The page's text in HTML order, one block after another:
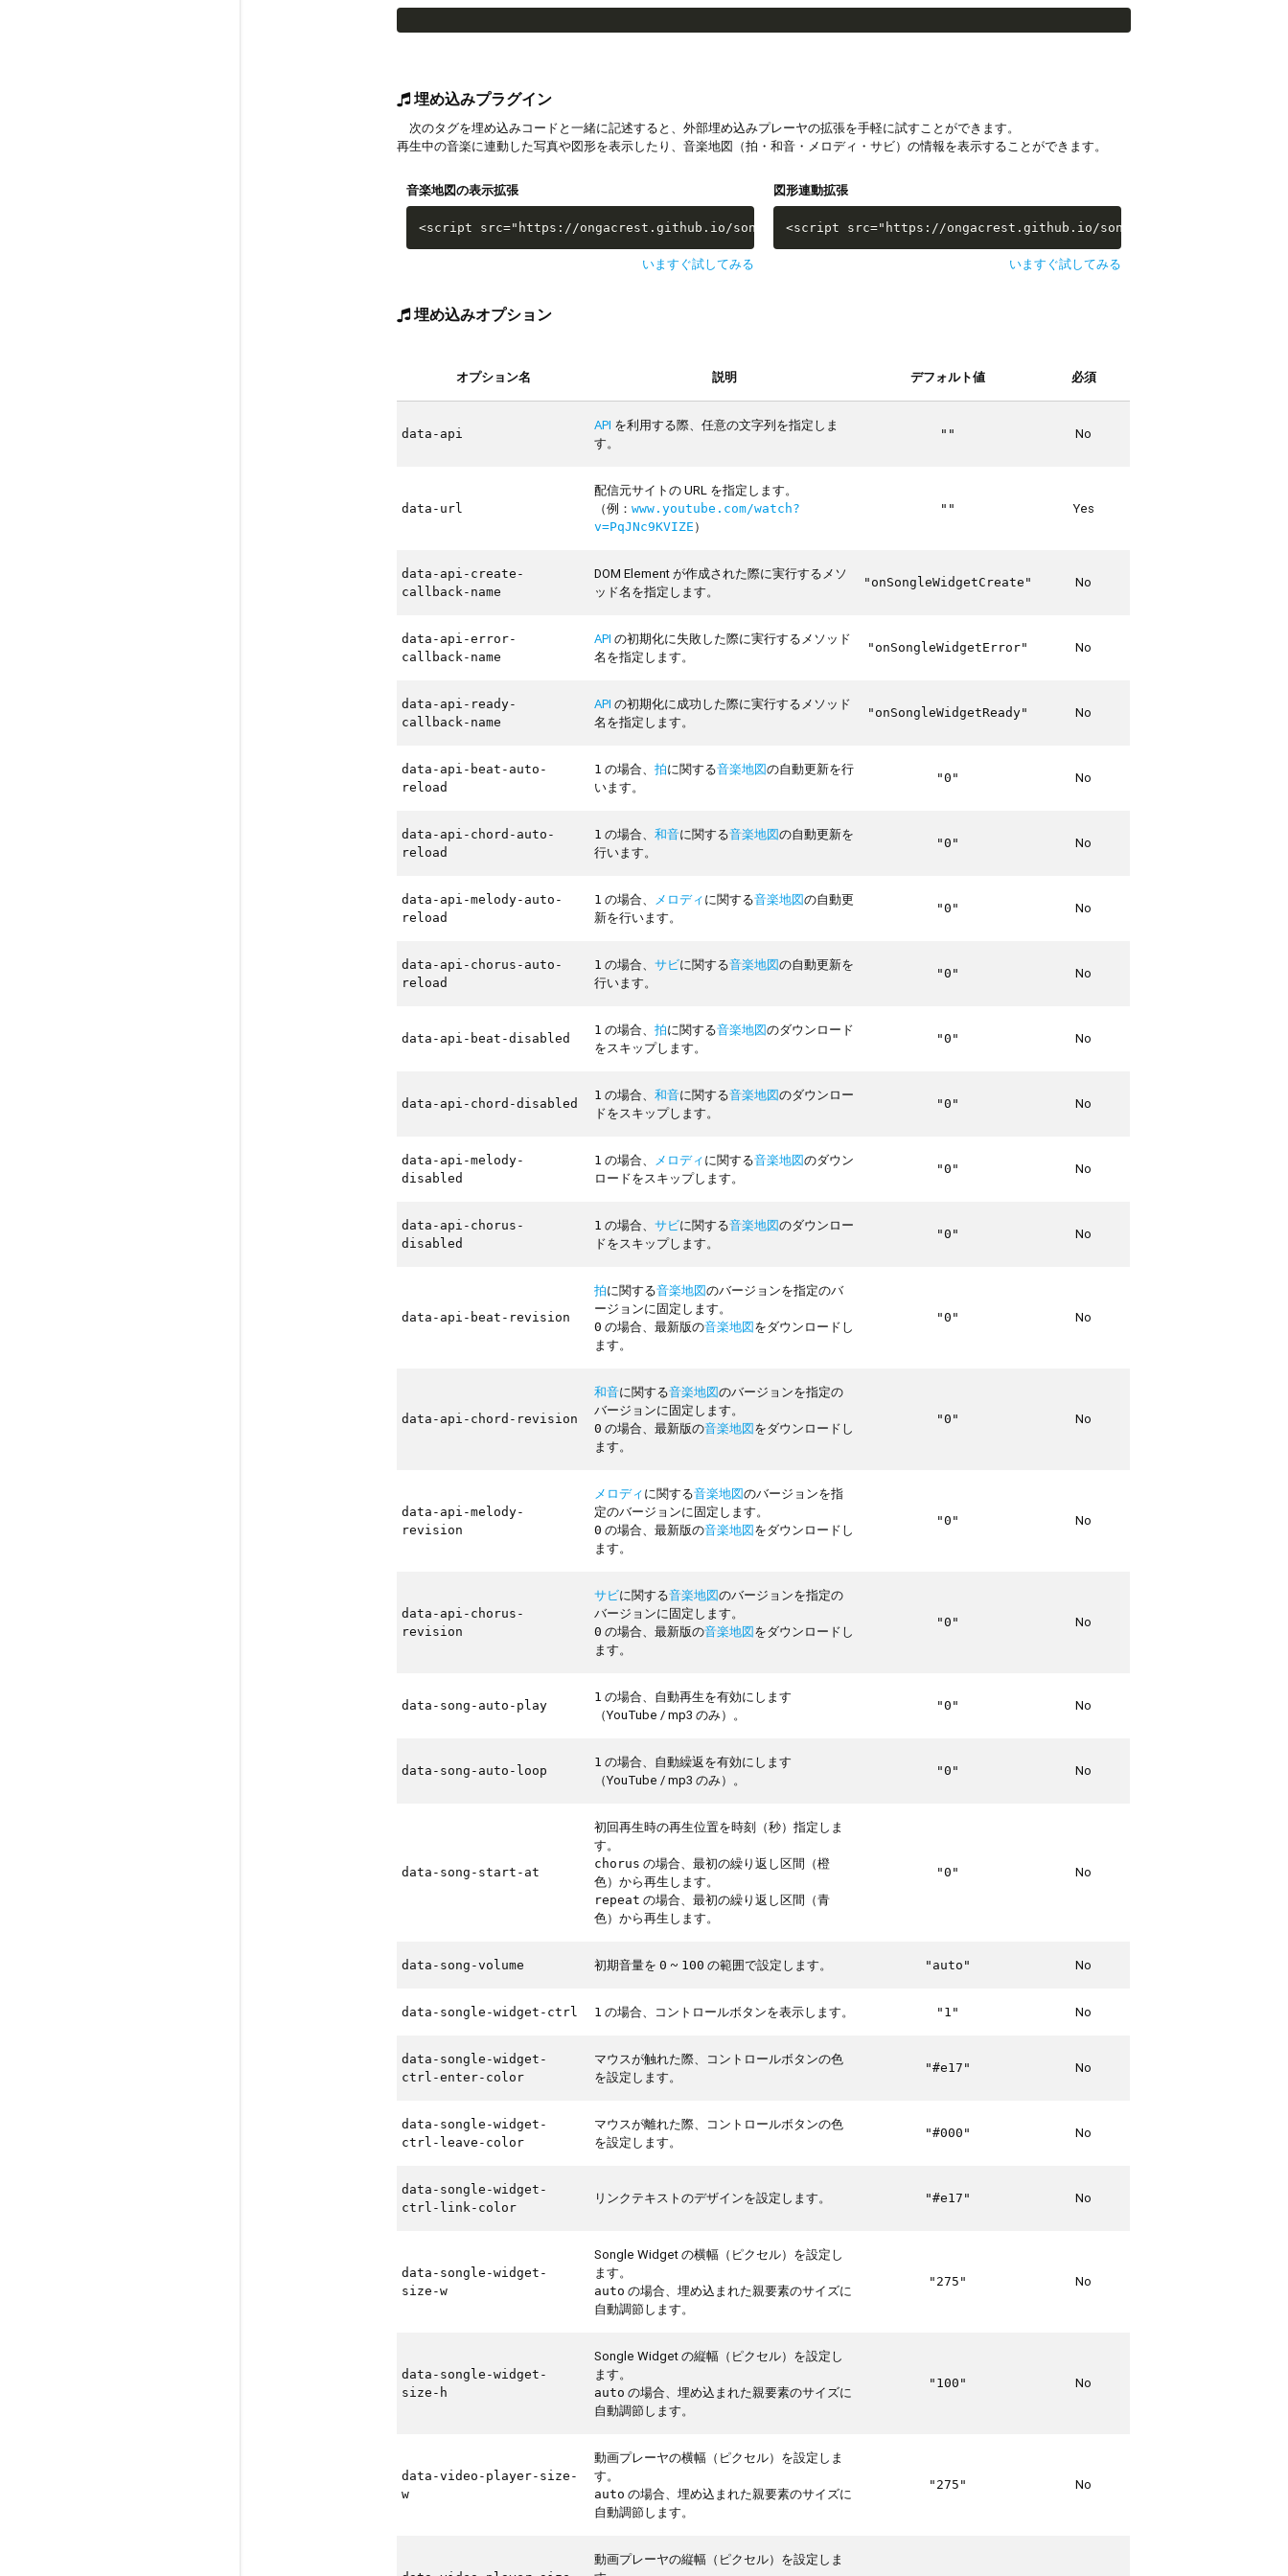
埋め込みプラグイン
次のタグを埋め込みコードと一緒に記述すると、外部埋め込みプレーヤの拡張を手軽に試すことができます。
再生中の音楽に連動した写真や図形を表示したり、音楽地図（拍・和音・メロディ・サビ）の情報を表示することができます。
音楽地図の表示拡張
<script src="https://ongacrest.github.io/songle-widget-api-examples/extras/sw-extra-stats.js"></script>
いますぐ試してみる
図形連動拡張
<script src="https://ongacrest.github.io/songle-widget-api-
いますぐ試してみる
埋め込みオプション
オプション名 説明 デフォルト値 必須
data-api
API を利用する際、任意の文字列を指定しま
す。
"" No
data-url
配信元サイトの URL を指定します。
（例：www.youtube.com/watch?
v=PqJNc9KVIZE ）
"" Yes
data-api-create-
callback-name
DOM Element が作成された際に実行するメソ
ッド名を指定します。
"onSongleWidgetCreate" No
data-api-error-
callback-name
API の初期化に失敗した際に実行するメソッド
名を指定します。
"onSongleWidgetError" No
data-api-ready-
callback-name
API の初期化に成功した際に実行するメソッド
名を指定します。
"onSongleWidgetReady" No
data-api-beat-auto-
reload
1 の場合、拍に関する音楽地図の自動更新を行
います。
"0" No
data-api-chord-auto-
reload
1 の場合、和音に関する音楽地図の自動更新を
行います。
"0" No
data-api-melody-auto-
reload
1 の場合、 メロディに関する音楽地図の自動更
新を行います。
"0" No
data-api-chorus-auto-
reload
1 の場合、サビに関する音楽地図の自動更新を
行います。
"0" No
data-api-beat-disabled
1 の場合、拍に関する音楽地図のダウンロード
をスキップします。
"0" No
data-api-chord-disabled
1 の場合、和音に関する音楽地図のダウンロー
ドをスキップします。
"0" No
data-api-melody-
disabled
1 の場合、 メロディに関する音楽地図のダウン
ロードをスキップします。
"0" No
data-api-chorus-
disabled
1 の場合、サビに関する音楽地図のダウンロー
ドをスキップします。
"0" No
data-api-beat-revision
拍に関する音楽地図のバージョンを指定のバ
ージョンに固定します。
0 の場合、最新版の音楽地図をダウンロードし
ます。
"0" No
data-api-chord-revision
和音に関する音楽地図のバージョンを指定の
バージョンに固定します。
0 の場合、最新版の音楽地図をダウンロードし
ます。
"0" No
data-api-melody-
revision
メロディに関する音楽地図のバージョンを指
定のバージョンに固定します。
0 の場合、最新版の音楽地図をダウンロードし
ます。
"0" No
data-api-chorus-
revision
サビに関する音楽地図のバージョンを指定の
バージョンに固定します。
0 の場合、最新版の音楽地図をダウンロードし
ます。
"0" No
data-song-auto-play
1 の場合、自動再生を有効にします
（YouTube / mp3 のみ）。
"0" No
data-song-auto-loop
1 の場合、自動繰返を有効にします
（YouTube / mp3 のみ）。
"0" No
data-song-start-at
初回再生時の再生位置を時刻（秒）指定しま
す。
chorus の場合、最初の繰り返し区間（橙
色）から再生します。
repeat の場合、最初の繰り返し区間（青
色）から再生します。
"0" No
data-song-volume 初期音量を0 ~ 100 の範囲で設定します。 "auto" No
data-songle-widget-ctrl 1 の場合、コントロールボタンを表示します。 "1" No
data-songle-widget-
ctrl-enter-color
マウスが触れた際、コントロールボタンの色
を設定します。
"#e17" No
data-songle-widget-
ctrl-leave-color
マウスが離れた際、コントロールボタンの色
を設定します。
"#000" No
data-songle-widget-
ctrl-link-color
リンクテキストのデザインを設定します。 "#e17" No
data-songle-widget-
size-w
Songle Widget の横幅（ピクセル）を設定し
ます。
auto の場合、埋め込まれた親要素のサイズに
自動調節します。
"275" No
data-songle-widget-
size-h
Songle Widget の縦幅（ピクセル）を設定し
ます。
auto の場合、埋め込まれた親要素のサイズに
自動調節します。
"100" No
data-video-player-size-
w
動画プレーヤの横幅（ピクセル）を設定しま
す。
auto の場合、埋め込まれた親要素のサイズに
自動調節します。
"275" No
動画プレーヤの縦幅（ピクセル）を設定しま